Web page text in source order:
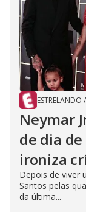
ESTRELANDO /
Neymar
de dia
ironiza
Depois de viver
Santos pelas
da última...